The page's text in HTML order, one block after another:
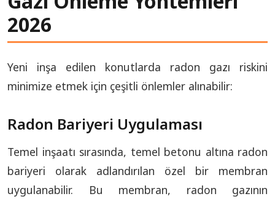
2026
Yeni inşa edilen konutlarda radon gazı riskini
minimize etmek için çeşitli önlemler alınabilir:
Radon Bariyeri Uygulaması
Temel inşaatı sırasında, temel betonu altına radon
bariyeri olarak adlandırılan özel bir membran
uygulanabilir. Bu membran, radon gazının